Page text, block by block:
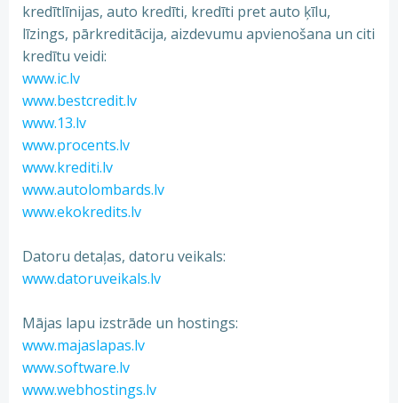
kredītlīnijas, auto kredīti, kredīti pret auto ķīlu,
līzings, pārkreditācija, aizdevumu apvienošana un citi
kredītu veidi:
www.ic.lv
www.bestcredit.lv
www.13.lv
www.procents.lv
www.krediti.lv
www.autolombards.lv
www.ekokredits.lv
Datoru detaļas, datoru veikals:
www.datoruveikals.lv
Mājas lapu izstrāde un hostings:
www.majaslapas.lv
www.software.lv
www.webhostings.lv